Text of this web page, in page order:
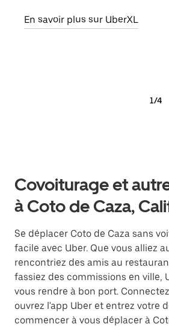
En savoir plus sur UberXL
1/4
Covoiturage et
à Coto de Caza,
Se déplacer Coto de Caza sans
facile avec Uber. Que vous alliez
rencontriez des amis au
fassiez des commissions en ville,
vous rendre à bon port.
ouvrez l'app Uber et entrez votre
commencer à vous déplacer à